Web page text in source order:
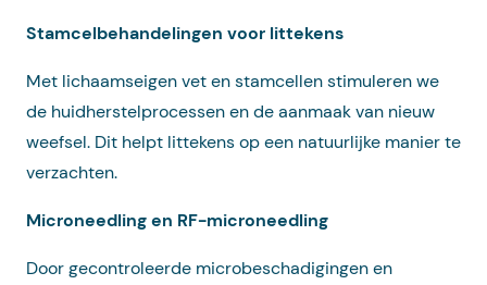
Stamcelbehandelingen voor littekens
Met lichaamseigen vet en stamcellen stimuleren we
de huidherstelprocessen en de aanmaak van nieuw
weefsel. Dit helpt littekens op een natuurlijke manier te
verzachten.
Microneedling en RF-microneedling
Door gecontroleerde microbeschadigingen en